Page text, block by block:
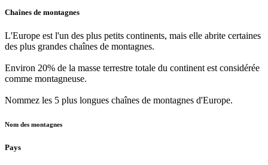
Chaînes de montagnes
L'Europe est l'un des plus petits continents, mais elle abrite certaines
des plus grandes chaînes de montagnes.
Environ 20% de la masse terrestre totale du continent est considérée
comme montagneuse.
Nommez les 5 plus longues chaînes de montagnes d'Europe.
Nom des montagnes
Pays